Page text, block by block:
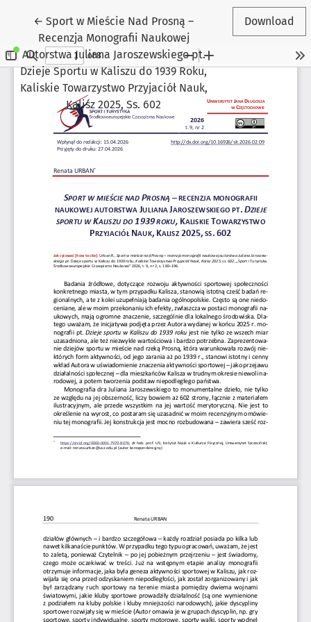
←Return to Article Details
Sport w Mieście Nad Prosną –
Recenzja Monografii Naukowej
Autorstwa Juliana Jaroszewskiego pt.
Dzieje Sportu w Kaliszu do 1939 Roku,
Kaliskie Towarzystwo Przyjaciół Nauk,
Kalisz 2025, Ss. 602
Download